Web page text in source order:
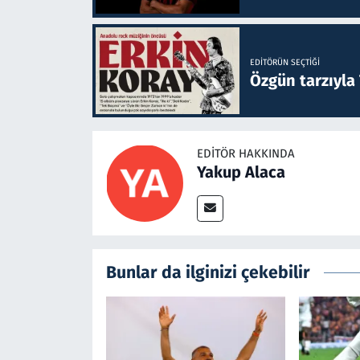
EDITÖRÜN SEÇTIĞI
Özgün
EDITÖR HAKKINDA
Yakup Alaca
Bunlar da ilginizi çekebilir